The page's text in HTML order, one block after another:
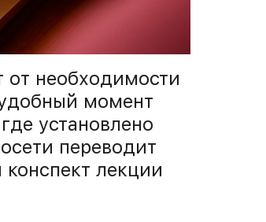
от необходимости
момент
установлено
переводит
лекции